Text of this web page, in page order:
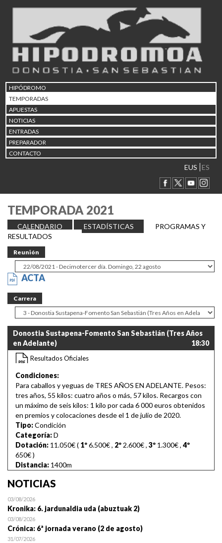
HIPÓDROMO
TEMPORADAS
APUESTAS
NOTICIAS
ENTRADAS
PREPARADOR
CONTACTO
EUS ES
TEMPORADA 2021
CALENDARIO ESTADÍSTICAS
PROGRAMAS Y
RESULTADOS
Reunión
ACTA
Carrera
Donostia Sustapena-Fomento San Sebastián (Tres Años
en Adelante)
18:30
Resultados Oficiales
Condiciones:
Para caballos y yeguas de TRES AÑOS EN ADELANTE. Pesos:
tres años, 55 kilos: cuatro años o más, 57 kilos. Recargos con
un máximo de seis kilos: 1 kilo por cada 6 000 euros obtenidos
en premios y colocaciones desde el 1 de julio de 2020.
Tipo:Condición
Categoría:D
Dotación: 11.050€ ( 1º6.500€, 2º 2.600€, 3º 1.300€, 4º
650€)
Distancia: 1400m
NOTICIAS
03/08/2026
Kronika: 6. jardunaldia uda (abuztuak 2)
03/08/2026
Crónica: 6ª jornada verano (2 de agosto)
31/07/2026